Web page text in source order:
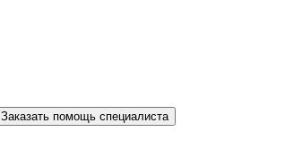
Заказать помощь специалиста